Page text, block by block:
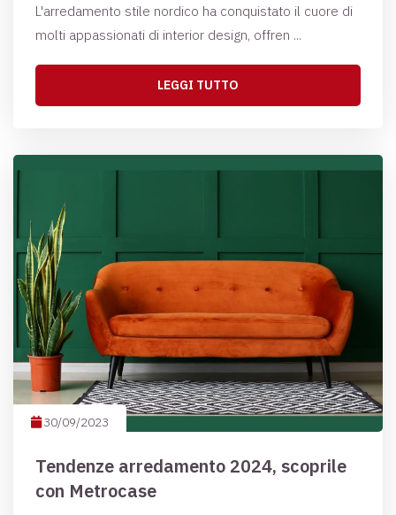
L'arredamento stile nordico ha conquistato il cuore di
molti appassionati di interior design, offren ...
LEGGI TUTTO
30/09/2023
Tendenze arredamento 2024, scoprile
con Metrocase